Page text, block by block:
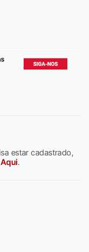
estar cadastrado,
Aqui.